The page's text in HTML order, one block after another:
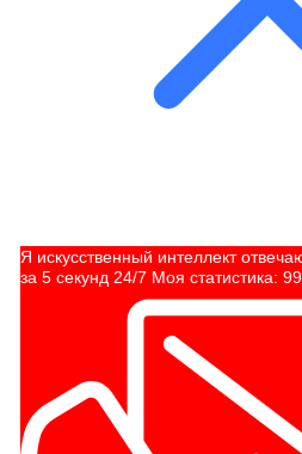
Я искусственный интеллект
за 5 секунд 24/7 Моя статистика: